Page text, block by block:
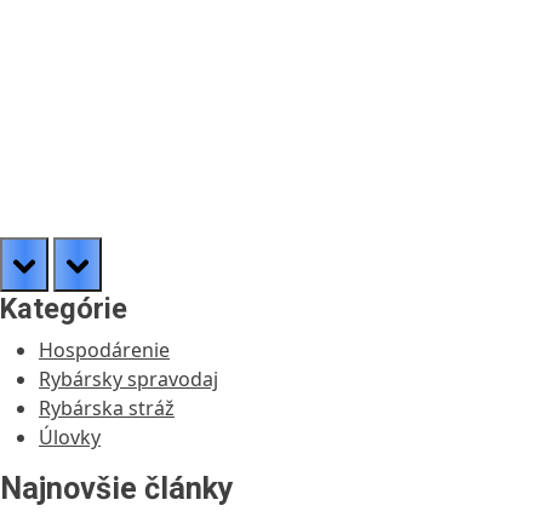
prev next
Kategórie
Hospodárenie
Rybársky spravodaj
Rybárska stráž
Úlovky
Najnovšie články